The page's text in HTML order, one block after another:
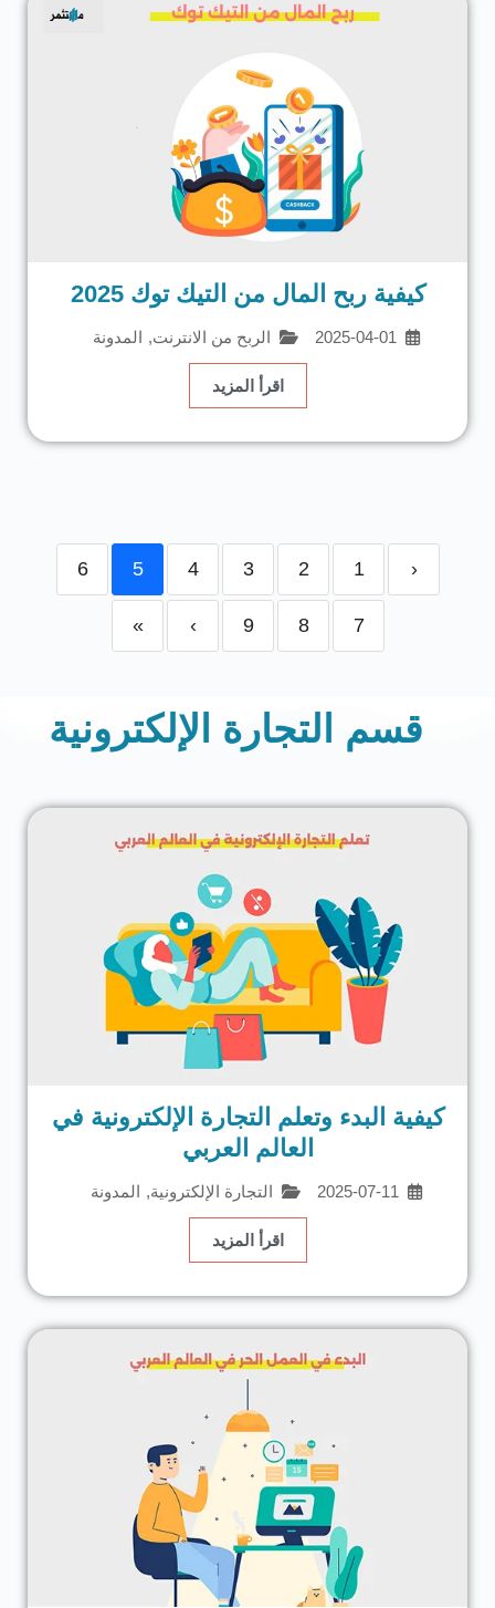
كيفية ربح المال من التيك توك 2025
2025-04-01 الربح من الانترنت, المدونة
اقرأ المزيد
‹
1
2
3
4
5
6
7
8
9
›
»
قسم التجارة الإلكترونية
كيفية البدء وتعلم التجارة الإلكترونية في
العالم العربي
2025-07-11 التجارة الإلكترونية, المدونة
اقرأ المزيد